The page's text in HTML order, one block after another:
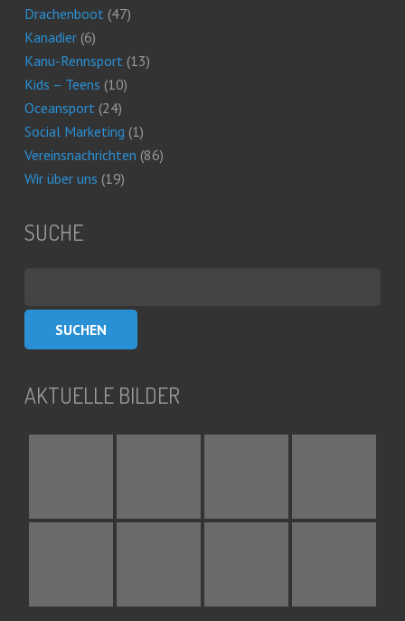
Drachenboot(47)
Kanadier(6)
Kanu-Rennsport(13)
Kids – Teens (10)
Oceansport(24)
Social Marketing (1)
Vereinsnachrichten (86)
Wir über uns (19)
SUCHE
AKTUELLE BILDER